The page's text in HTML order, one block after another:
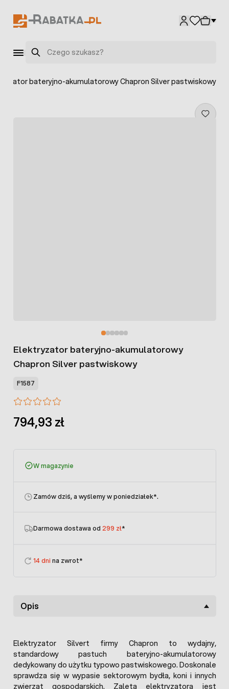
Szukaj
bateryjno-akumulatorowy Chapron Silver pastwiskowy
Elektryzator bateryjno-akumulatorowy
Chapron Silver pastwiskowy
F1587
794,93 zł
W magazynie
Zamów dziś, a wyślemy w poniedziałek*.
Darmowa dostawa od 299 zł*
14 dni na zwrot*
Opis
Elektryzator Silvert firmy Chapron to wydajny,
standardowy pastuch bateryjno-akumulatorowy
dedykowany do użytku typowo pastwiskowego. Doskonale
sprawdza się w wypasie sektorowym bydła, koni i innych
zwierząt gospodarskich. Zaletą elektryzatora jest